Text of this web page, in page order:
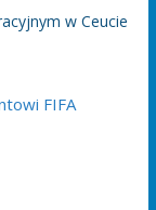
w Ceucie
FIFA